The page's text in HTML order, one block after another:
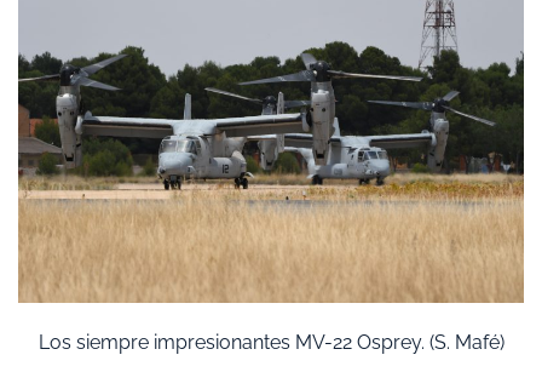
Los siempre impresionantes MV-22 Osprey. (S. Mafé)